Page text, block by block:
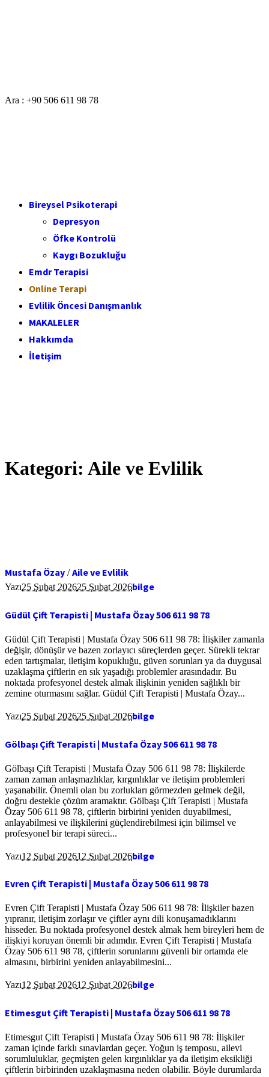
Ara : +90 506 611 98 78
Bireysel Psikoterapi
Depresyon
Öfke Kontrolü
Kaygı Bozukluğu
Emdr Terapisi
Online Terapi
Evlilik Öncesi Danışmanlık
MAKALELER
Hakkımda
İletişim
Kategori: Aile ve Evlilik
Mustafa Özay /Aile ve Evlilik
Yazı25 Şubat 202625 Şubat 2026bilge
Güdül Çift Terapisti | Mustafa Özay 506 611 98 78
Güdül Çift Terapisti | Mustafa Özay 506 611 98 78: İlişkiler zamanla
değişir, dönüşür ve bazen zorlayıcı süreçlerden geçer. Sürekli tekrar
eden tartışmalar, iletişim kopukluğu, güven sorunları ya da duygusal
uzaklaşma çiftlerin en sık yaşadığı problemler arasındadır. Bu
noktada profesyonel destek almak ilişkinin yeniden sağlıklı bir
zemine oturmasını sağlar. Güdül Çift Terapisti | Mustafa Özay...
Yazı25 Şubat 202625 Şubat 2026bilge
Gölbaşı Çift Terapisti | Mustafa Özay 506 611 98 78
Gölbaşı Çift Terapisti | Mustafa Özay 506 611 98 78: İlişkilerde
zaman zaman anlaşmazlıklar, kırgınlıklar ve iletişim problemleri
yaşanabilir. Önemli olan bu zorlukları görmezden gelmek değil,
doğru destekle çözüm aramaktır. Gölbaşı Çift Terapisti | Mustafa
Özay 506 611 98 78, çiftlerin birbirini yeniden duyabilmesi,
anlayabilmesi ve ilişkilerini güçlendirebilmesi için bilimsel ve
profesyonel bir terapi süreci...
Yazı12 Şubat 202612 Şubat 2026bilge
Evren Çift Terapisti | Mustafa Özay 506 611 98 78
Evren Çift Terapisti | Mustafa Özay 506 611 98 78: İlişkiler bazen
yıpranır, iletişim zorlaşır ve çiftler aynı dili konuşamadıklarını
hisseder. Bu noktada profesyonel destek almak hem bireyleri hem de
ilişkiyi koruyan önemli bir adımdır. Evren Çift Terapisti | Mustafa
Özay 506 611 98 78, çiftlerin sorunlarını güvenli bir ortamda ele
almasını, birbirini yeniden anlayabilmesini...
Yazı12 Şubat 202612 Şubat 2026bilge
Etimesgut Çift Terapisti | Mustafa Özay 506 611 98 78
Etimesgut Çift Terapisti | Mustafa Özay 506 611 98 78: İlişkiler
zaman içinde farklı sınavlardan geçer. Yoğun iş temposu, ailevi
sorumluluklar, geçmişten gelen kırgınlıklar ya da iletişim eksikliği
çiftlerin birbirinden uzaklaşmasına neden olabilir. Böyle durumlarda